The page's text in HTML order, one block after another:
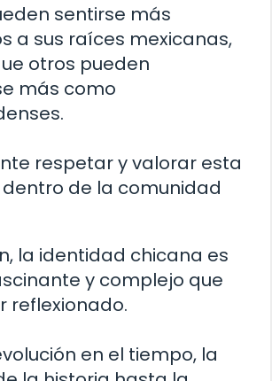
sentirse más
a sus raíces mexicanas,
otros pueden
más como
respetar y valorar esta
de la comunidad
la identidad chicana es
y complejo que
reflexionado.
en el tiempo, la